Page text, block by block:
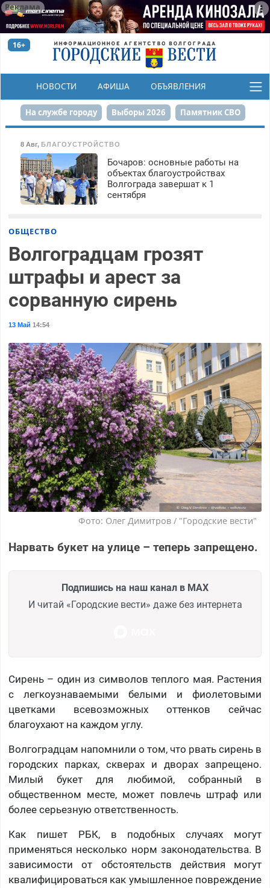
Реклама
16+
НОВОСТИ АФИША ОБЪЯВЛЕНИЯ
КОНКУРСЫ
На службе городу Выборы 2026 Памятник СВО
Сталинград в сердце
Набережная День Победы Реконструкция ЦПКиО
80-летие Победы Парк Героев-летчиков
8 Авг, БЛАГОУСТРОЙСТВО
Бочаров: основные работы на
объектах благоустройствах
Волгограда завершат к 1
сентября
ОБЩЕСТВО
Волгоградцам грозят
штрафы и арест за
сорванную сирень
13 Май 14:54
Фото: Олег Димитров / "Городские вести"
Нарвать букет на улице – теперь запрещено.
Подпишись на наш канал в MAX
И читай «Городские вести» даже без интернета
Сирень – один из символов теплого мая. Растения
с легкоузнаваемыми белыми и фиолетовыми
цветками всевозможных оттенков сейчас
благоухают на каждом углу.
Волгоградцам напомнили о том, что рвать сирень в
городских парках, скверах и дворах запрещено.
Милый букет для любимой, собранный в
общественном месте, может повлечь штраф или
более серьезную ответственность.
Как пишет РБК, в подобных случаях могут
применяться несколько норм законодательства. В
зависимости от обстоятельств действия могут
квалифицироваться как умышленное повреждение